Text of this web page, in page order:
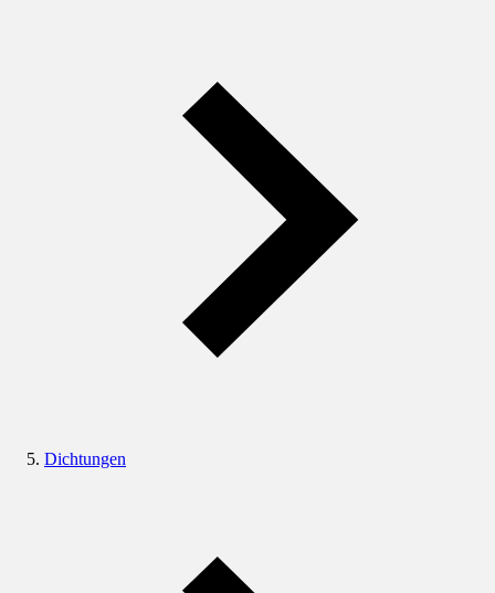
Dichtungen